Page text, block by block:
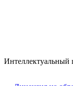
Интеллектуальный